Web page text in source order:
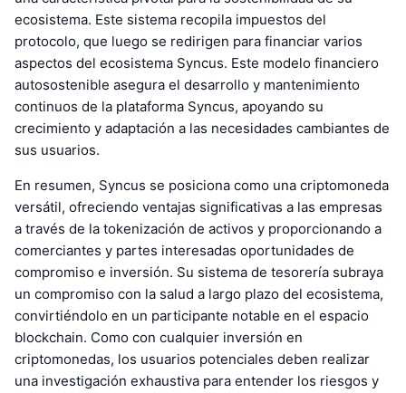
ecosistema. Este sistema recopila impuestos del
protocolo, que luego se redirigen para financiar varios
aspectos del ecosistema Syncus. Este modelo financiero
autosostenible asegura el desarrollo y mantenimiento
continuos de la plataforma Syncus, apoyando su
crecimiento y adaptación a las necesidades cambiantes de
sus usuarios.
En resumen, Syncus se posiciona como una criptomoneda
versátil, ofreciendo ventajas significativas a las empresas
a través de la tokenización de activos y proporcionando a
comerciantes y partes interesadas oportunidades de
compromiso e inversión. Su sistema de tesorería subraya
un compromiso con la salud a largo plazo del ecosistema,
convirtiéndolo en un participante notable en el espacio
blockchain. Como con cualquier inversión en
criptomonedas, los usuarios potenciales deben realizar
una investigación exhaustiva para entender los riesgos y